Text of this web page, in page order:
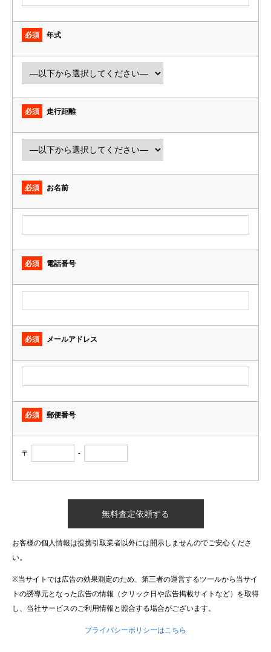
必須 年式
必須 走行距離
必須 お名前
必須 電話番号
必須 メールアドレス
必須 郵便番号
〒 -
お客様の個人情報は提携引取業者以外には開示しませんのでご安心くださ
い。
※当サイトでは広告の効果測定のため、第三者の運営するツールから当サイ
トの誘導元となった広告の情報（クリック日や広告掲載サイトなど）を取得
し、当社サービスのご利用情報と照合する場合がございます。
プライバシーポリシーはこちら